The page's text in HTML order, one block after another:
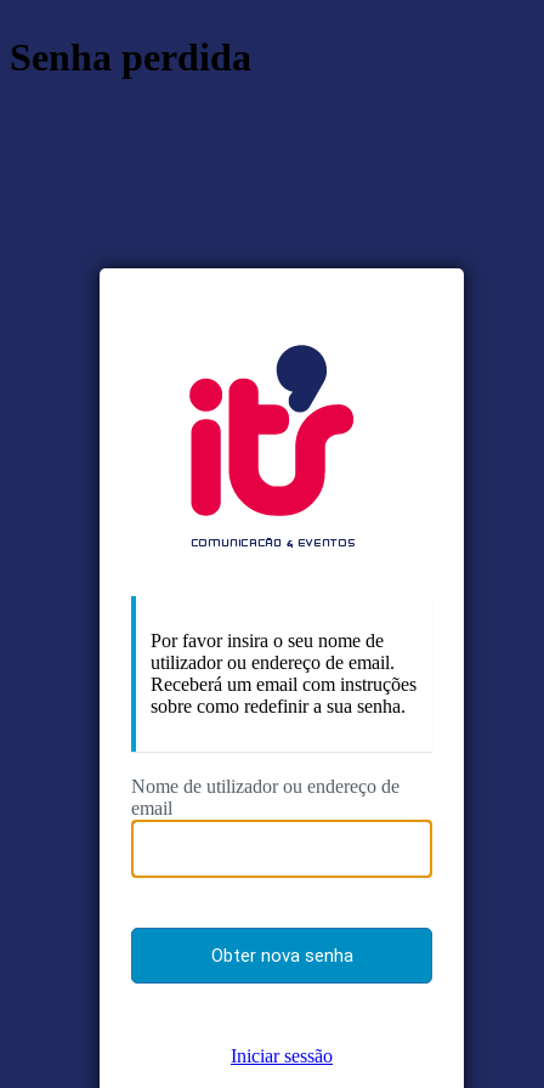
Senha perdida
Por favor insira o seu nome de
utilizador ou endereço de email.
Receberá um email com instruções
sobre como redefinir a sua senha.
Nome de utilizador ou endereço de
email
Iniciar sessão